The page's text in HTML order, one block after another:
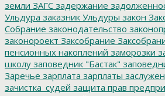
земли ЗАГС задержание
Ульдура заказник Ульдуры закон
Собрание законодательство
законороект Заксобрание
пенсионных накоплений заморозки
школу заповедник "Бастак"
Заречье зарплата зарплаты
зачистка_судей защита прав